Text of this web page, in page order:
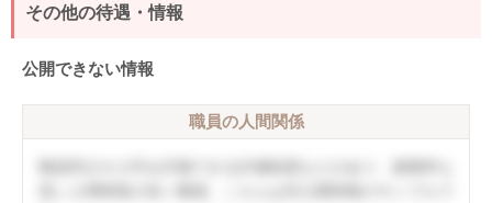
その他の待遇・情報
公開できない情報
職員の人間関係